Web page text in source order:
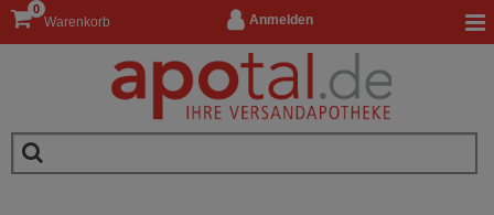
Anmelden
Warenkorb
0